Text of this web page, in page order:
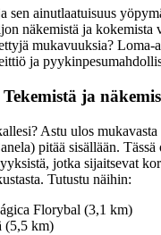
sen ainutlaatuisuus
näkemistä ja kokemista
mukavuuksia? Loma-
ja
ja
Astu ulos mukavasta
pitää sisällään. Tässä
jotka sijaitsevat
Tutustu näihin:
Florybal (3,1 km)
(5,5 km)